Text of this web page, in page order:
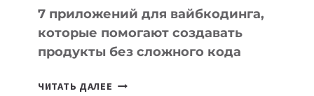
7 приложений для вайбкодинга,
которые помогают создавать
продукты без сложного кода
ЧИТАТЬ ДАЛЕЕ